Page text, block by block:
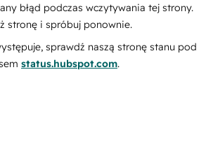
błąd podczas wczytywania tej strony.
stronę i spróbuj ponownie.
sprawdź naszą stronę stanu pod
status.hubspot.com.